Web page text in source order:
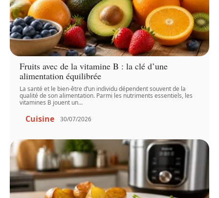
Fruits avec de la vitamine B : la clé d’une
alimentation équilibrée
La santé et le bien-être d’un individu dépendent souvent de la
qualité de son alimentation. Parmi les nutriments essentiels, les
vitamines B jouent un…
Cuisine 30/07/2026